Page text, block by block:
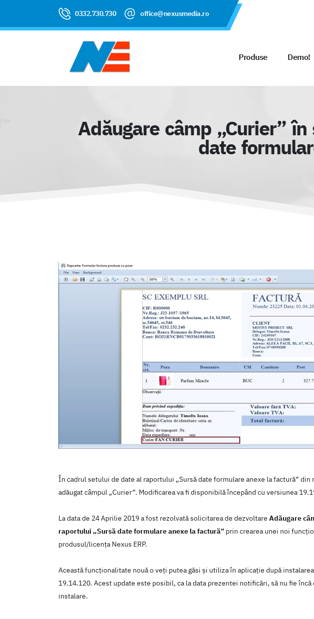
0332.730.730 office@nexusmedia.ro
Produse Demo!
Adăugare câmp „Curier”
date
În cadrul setului de date al raportului „Sursă date formulare anexe la factură”
adăugat câmpul „Curier”. Modificarea va fi disponibilă începând cu versiunea
La data de 24 Aprilie 2019 a fost rezolvată solicitarea de dezvoltare Adăugare
raportului „Sursă date formulare anexe la factură” prin crearea unei noi
produsul/licenţa Nexus ERP.
Această funcţionalitate nouă o veţi putea găsi şi utiliza în aplicaţie după
19.14.120. Acest update este posibil, ca la data prezentei notificări, să nu fie
instalare.